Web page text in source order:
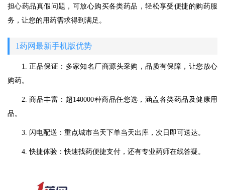
担心药品真假问题，可放心购买各类药品，轻松享受便捷的购药服
务，让您的用药需求得到满足。
1药网最新手机版优势
1. 正品保证：多家知名厂商源头采购，品质有保障，让您放心
购药。
2. 商品丰富：超140000种商品任您选，涵盖各类药品及健康用
品。
3. 闪电配送：重点城市当天下单当天出库，次日即可送达。
4. 快捷体验：快速找药便捷支付，还有专业药师在线答疑。